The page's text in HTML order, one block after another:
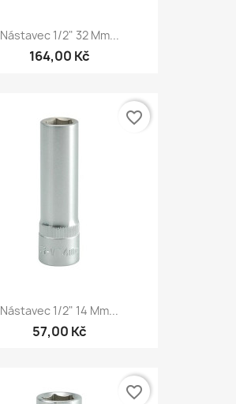
Nástavec 1/2" 32 Mm...
164,00 Kč
Nástavec 1/2" 14 Mm...
57,00 Kč
favorite_border
favorite_border